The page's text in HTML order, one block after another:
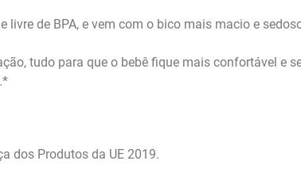
de BPA, e vem com o bico mais macio e
tudo para que o bebê fique mais confortável e
dos Produtos da UE 2019.